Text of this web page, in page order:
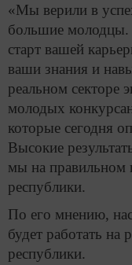
«Мы верили в
большие молодцы.
старт вашей
ваши знания и
реальном секторе
молодых
которые сегодня
Высокие
мы на правильном
республики.
По его мнению,
будет работать на
республики.